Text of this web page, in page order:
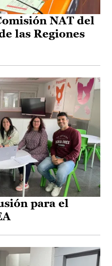
NAT del
las Regiones
para el